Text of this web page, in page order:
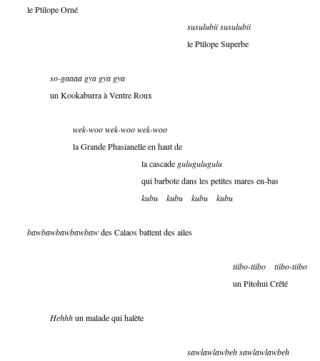
le Ptilope Orné
susulubii susulubii
le Ptilope Superbe
so-gaaaa gya gya gya
un Kookaburra à Ventre Roux
wek-woo wek-woo wek-woo
la Grande Phasianelle en haut de
la cascade gulugulugulu
qui barbote dans les petites mares en-bas
kubu
kubu kubu kubu
bawbawbawbawbawdes Calaos battent des ailes
tiibo-tiibo
tiibo-tiibo
un Pitohui Crêté
Hehhhun malade qui halète
sawlawlawbeh sawlawlawbeh